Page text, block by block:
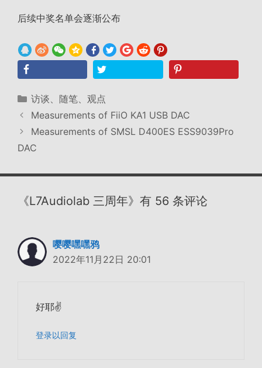
后续中奖名单会逐渐公布
分
类
访谈、随笔、观点
Measurements of FiiO KA1 USB DAC
Measurements of SMSL D400ES ESS9039Pro
DAC
《L7Audiolab 三周年》有 56 条评论
嘤嘤嘿嘿鸦
2022年11月22日 20:01
好耶✌
登录以回复